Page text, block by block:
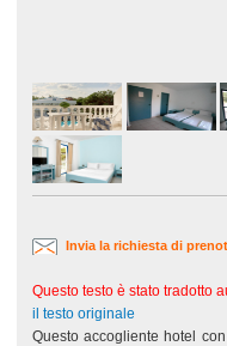
Invia la richiesta di
Questo testo è stato tradotto
il testo originale
Questo accogliente hotel